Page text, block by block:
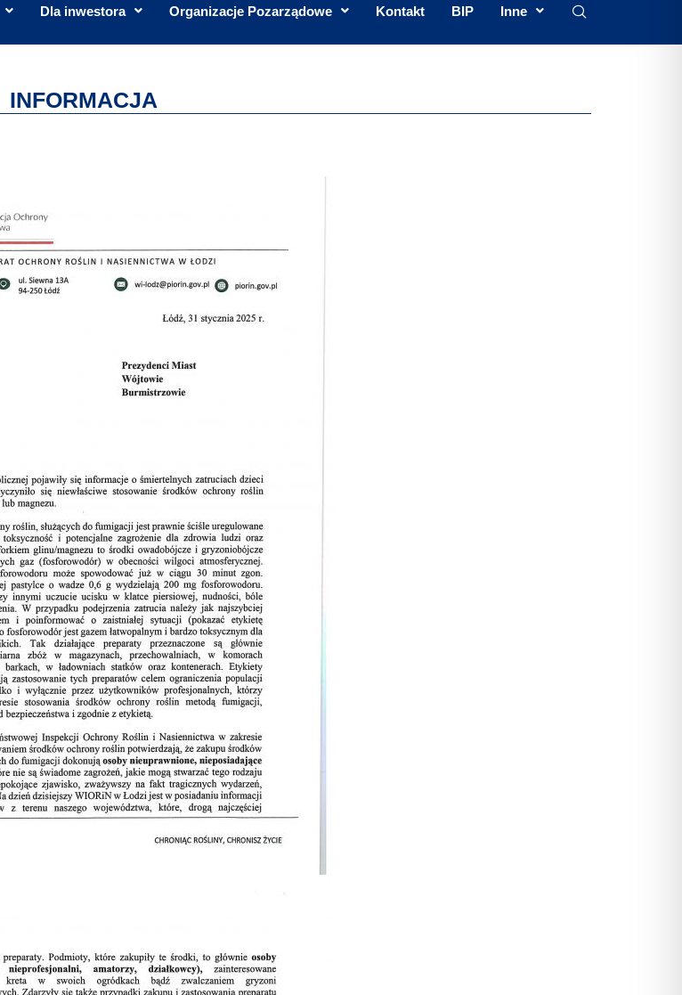
Dla inwestora Organizacje Pozarządowe Kontakt BIP Inne
INFORMACJA